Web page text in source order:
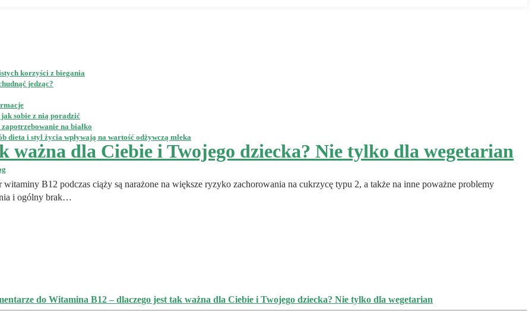
korzyści z biegania
jedząc?
sobie z nią poradzić
na białko
dieta i styl życia wpływają na wartość odżywczą mleka
ważna dla Ciebie i Twojego dziecka? Nie tylko dla wegetarian
B12 podczas ciąży są narażone na większe ryzyko zachorowania na cukrzycę typu 2, a także na inne poważne problemy
i ogólny brak…
do Witamina B12 – dlaczego jest tak ważna dla Ciebie i Twojego dziecka? Nie tylko dla wegetarian